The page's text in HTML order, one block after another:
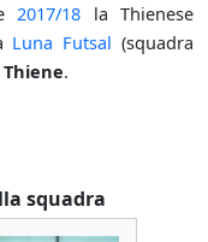
2017/18 la Thienese
Luna Futsal (squadra
.
squadra